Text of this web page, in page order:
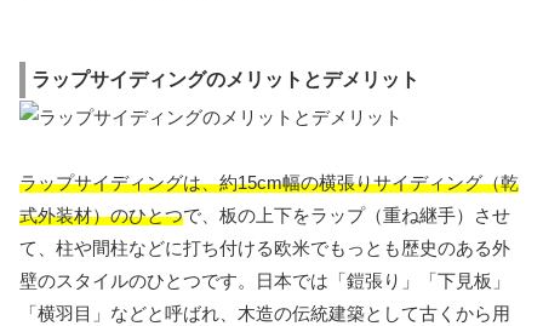
ラップサイディングのメリットとデメリット
ラップサイディングは、約15cm幅の横張りサイディング（乾
式外装材）のひとつで、板の上下をラップ（重ね継手）させ
て、柱や間柱などに打ち付ける欧米でもっとも歴史のある外
壁のスタイルのひとつです。日本では「鎧張り」「下見板」
「横羽目」などと呼ばれ、木造の伝統建築として古くから用